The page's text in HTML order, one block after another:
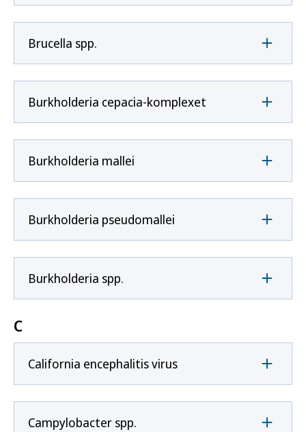
Brucella spp.
Burkholderia cepacia-komplexet
Burkholderia mallei
Burkholderia pseudomallei
Burkholderia spp.
C
California encephalitis virus
Campylobacter spp.